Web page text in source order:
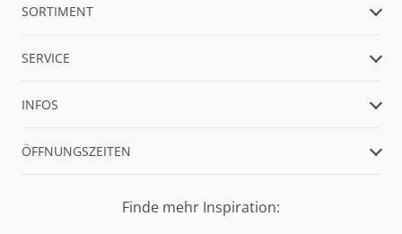
SORTIMENT
SERVICE
INFOS
ÖFFNUNGSZEITEN
Finde mehr Inspiration: